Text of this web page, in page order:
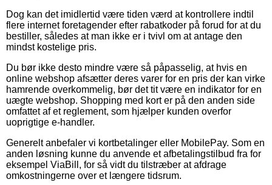
Dog kan det imidlertid være tiden værd at kontrollere indtil
flere internet foretagender efter rabatkoder på forud for at du
bestiller, således at man ikke er i tvivl om at antage den
mindst kostelige pris.
Du bør ikke desto mindre være så påpasselig, at hvis en
online webshop afsætter deres varer for en pris der kan virke
hamrende overkommelig, bør det tit være en indikator for en
uægte webshop. Shopping med kort er på den anden side
omfattet af et reglement, som hjælper kunden overfor
uoprigtige e-handler.
Generelt anbefaler vi kortbetalinger eller MobilePay. Som en
anden løsning kunne du anvende et afbetalingstilbud fra for
eksempel ViaBill, for så vidt du tilstræber at afdrage
omkostningerne over et længere tidsrum.